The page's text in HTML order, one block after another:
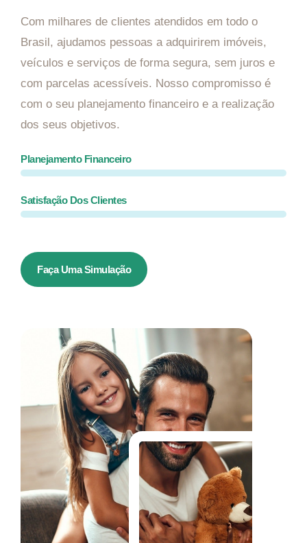
Com milhares de clientes atendidos em todo o
Brasil, ajudamos pessoas a adquirirem imóveis,
veículos e serviços de forma segura, sem juros e
com parcelas acessíveis. Nosso compromisso é
com o seu planejamento financeiro e a realização
dos seus objetivos.
Planejamento Financeiro
Satisfação Dos Clientes
Faça Uma Simulação